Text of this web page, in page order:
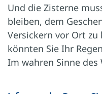
Und die Zisterne
bleiben, dem
Versickern vor Ort
könnten Sie Ihr
Im wahren Sinne des